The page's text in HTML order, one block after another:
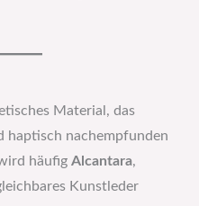
Material, das
haptisch nachempfunden
häufig Alcantara,
Kunstleder